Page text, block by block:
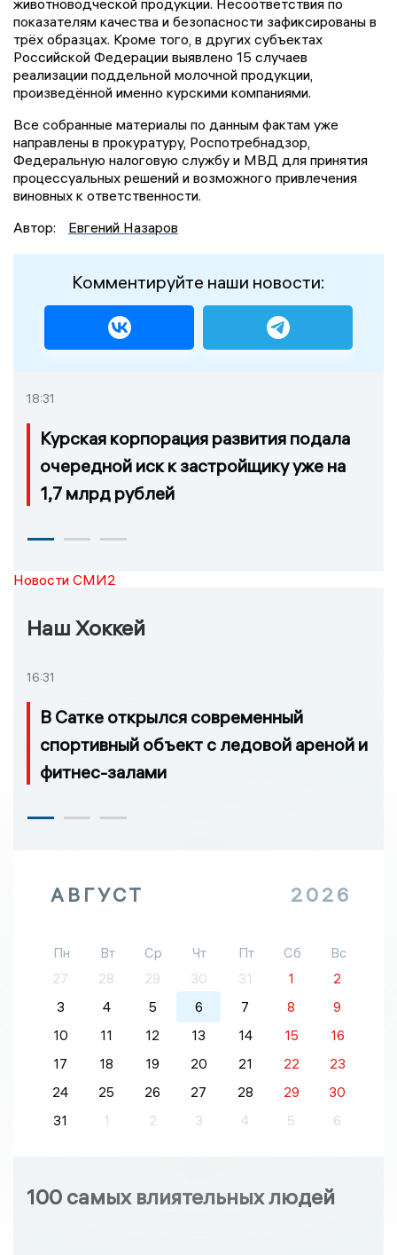
животноводческой продукции. Несоответствия по
показателям качества и безопасности зафиксированы в
трёх образцах. Кроме того, в других субъектах
Российской Федерации выявлено 15 случаев
реализации поддельной молочной продукции,
произведённой именно курскими компаниями.
Все собранные материалы по данным фактам уже
направлены в прокуратуру, Роспотребнадзор,
Федеральную налоговую службу и МВД для принятия
процессуальных решений и возможного привлечения
виновных к ответственности.
Автор:
Евгений Назаров
Комментируйте наши новости:
18:31
Курская корпорация развития подала
очередной иск к застройщику уже на
1,7 млрд рублей
Новости СМИ2
Наш Хоккей
16:31
В Сатке открылся современный
спортивный объект с ледовой ареной и
фитнес-залами
АВГУСТ 2026
Пн Вт Ср Чт Пт Сб
Вс
27
28 29 30 31 1
2
3
4 5 6 7 8
9
10
11 12 13 14 15
16
17
18 19 20 21 22
23
24
25 26 27 28 29
30
31
1 2 3 4 5 6
100 самых влиятельных людей